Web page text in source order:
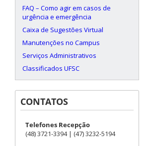
FAQ – Como agir em casos de
urgência e emergência
Caixa de Sugestões Virtual
Manutenções no Campus
Serviços Administrativos
Classificados UFSC
CONTATOS
Telefones Recepção
(48) 3721-3394 | (47) 3232-5194